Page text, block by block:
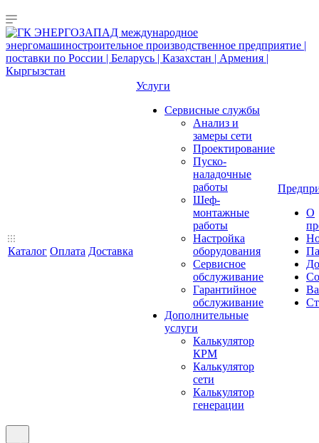
Каталог Оплата Доставка
Услуги
Сервисные службы
Анализ и
замеры сети
Проектирование
Пуско-
наладочные
работы
Шеф-
монтажные
работы
Настройка
оборудования
Сервисное
обслуживание
Гарантийное
обслуживание
Дополнительные
услуги
Калькулятор
КРМ
Калькулятор
сети
Калькулятор
генерации
О